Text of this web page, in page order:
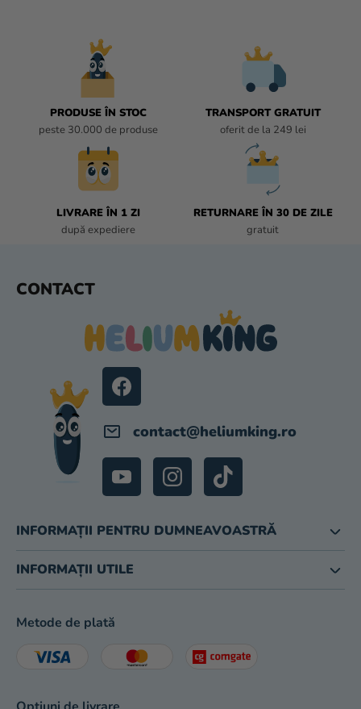
PRODUSE ÎN STOC
peste 30.000 de produse
TRANSPORT GRATUIT
oferit de la 249 lei
LIVRARE ÎN 1 ZI
după expediere
RETURNARE ÎN 30 DE ZILE
gratuit
CONTACT
contact@heliumking.ro
INFORMAȚII PENTRU DUMNEAVOASTRĂ
INFORMAȚII UTILE
Metode de plată